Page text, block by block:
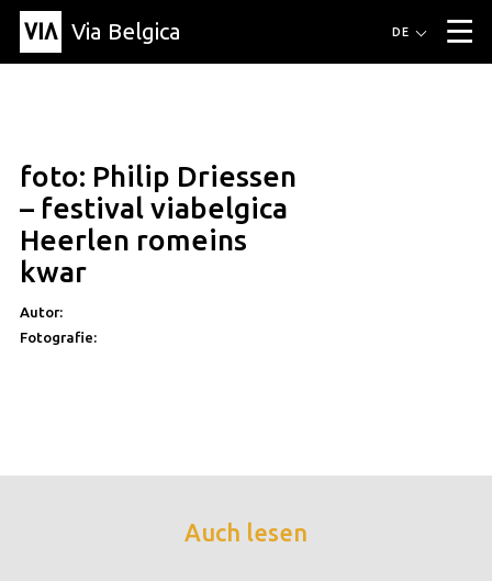
Via Belgica ▼
Artikel
Bildung
Rezept
Freunde
Über Via Belgica
Über Via Belgica
Forschung
Ausbildung
Freunde
Der Reiseführer
Organisation
DE
foto: Philip Driessen
– festival viabelgica
Heerlen romeins
kwar
Autor:
Fotografie:
Auch lesen